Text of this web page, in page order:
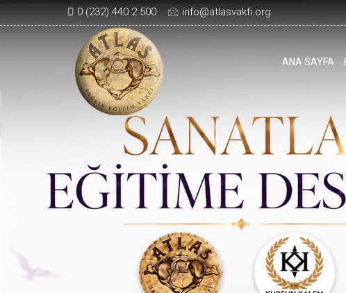
0 (232) 440 2 500 info@atlasvakfi.org
ANA SAYFA